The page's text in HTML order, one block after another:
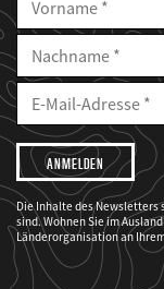
Vorname
Nachname
E-
Mailadresse
E-
Adresse
Ich
möchte,
dass
der
WWF
mich
über
seine
Projekte
informiert.
Die Inhalte des Newsletters
sind. Wohnen Sie im
Länderorganisation an